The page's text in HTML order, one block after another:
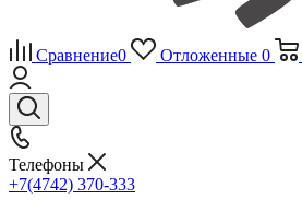
Сравнение0 Отложенные 0
Телефоны
+7(4742) 370-333